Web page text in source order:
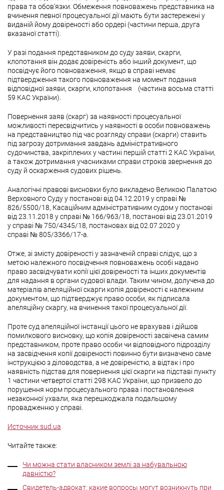
права та обов’язки. Обмеження повноважень представника на
вчинення певної процесуальної дії мають бути застережені у
виданій йому довіреності або ордері (частини перша, друга
вказаної статті).
У разі подання представником до суду заяви, скарги,
клопотання він додає довіреність або інший документ, що
посвідчує його повноваження, якщо в справі немає
підтвердження такого повноваження на момент подання
відповідної заяви, скарги, клопотання (частина восьма статті
59 КАС України).
Повернення заяв (скарг) за наявності процесуальної
можливості пересвідчитись у наявності в особи повноважень
на представництво під час розгляду справи (скарги) ставить
під загрозу дотримання завдань адміністративного
судочинства, закріплених у частині першій статті 2 КАС України,
а також дотримання учасниками справи строків звернення до
суду й оскарження судових рішень.
Аналогічні правові висновки було викладено Великою Палатою
Верховного Суду у постанові від 04.12.2019 у справі №
826/5500/18, Касаційним адміністративним судом у постанові
від 23.11.2018 у справі № 166/963/18, постанові від 23.01.2019
у справі № 750/4345/18, постановах від 02.07.2020 у
справі № 805/3366/17-а.
Отже, зі змісту довіреності у зазначеній справі слідує, що з
метою належного посвідчення повноважень особі надано
право засвідчувати копії цієї довіреності та інших документів
для надання в органи судової влади. Таким чином, долучена до
матеріалів апеляційної скарги копія довіреності є належним
документом, що підтверджує право особи, як підписала
апеляційну скаргу, на вчинення такої процесуальної дії.
Проте суд апеляційної інстанції цього не врахував і дійшов
помилкового висновку, що копія довіреності засвічена самим
представником, проте право особи чи відповідного підрозділу
на засвідчення копії довіреності повинно бути визначено саме
інструкцією з діловодства, а не довіреністю, а відтак і про
наявність підстав для повернення цієї скарги на підставі пункту
1 частини четвертої статті 298 КАС України, що призвело до
порушення норм процесуального права і постановлення
незаконної ухвали, яка перешкоджала подальшому
провадженню у справі.
Источник sud.ua
Читайте также:
Чи можна стати власником землі за набувальною
давністю?
Свидетель-адвокат: какие вопросы могут возникнуть при